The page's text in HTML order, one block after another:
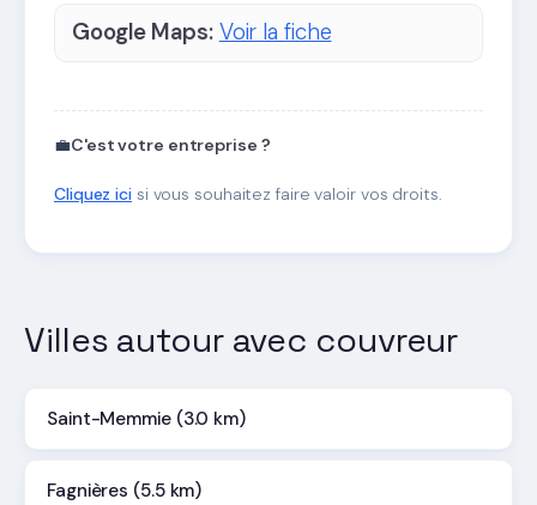
Google Maps: Voir la fiche
💼C'est votre entreprise ?
Cliquez icisi vous souhaitez faire valoir vos droits.
Villes autour avec couvreur
Saint-Memmie (3.0 km)
Fagnières (5.5 km)